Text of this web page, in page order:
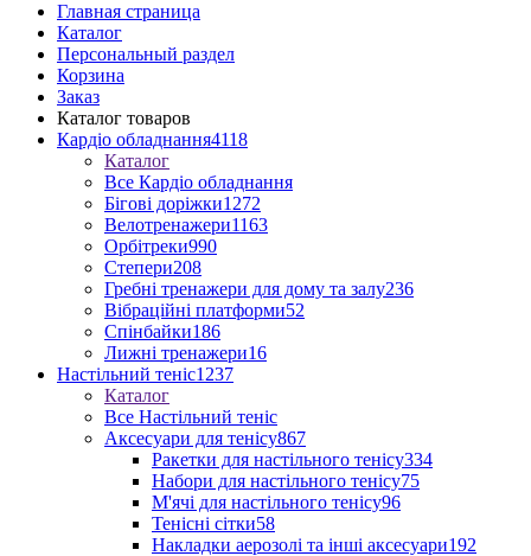
Главная страница
Каталог
Персональный раздел
Корзина
Заказ
Каталог товаров
Кардіо обладнання4118
Каталог
Все Кардіо обладнання
Бігові доріжки1272
Велотренажери1163
Орбітреки990
Степери208
Гребні тренажери для дому та залу236
Вібраційні платформи52
Спінбайки186
Лижні тренажери16
Настільний теніс1237
Каталог
Все Настільний теніс
Аксесуари для тенісу867
Ракетки для настільного тенісу334
Набори для настільного тенісу75
М'ячі для настільного тенісу96
Тенісні сітки58
Накладки аерозолі та інші аксесуари192